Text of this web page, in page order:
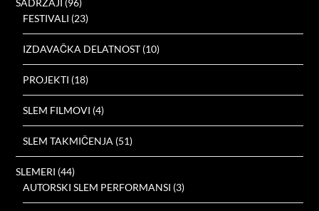
SADRŽAJI (96)
FESTIVALI (23)
IZDAVAČKA DELATNOST (10)
PROJEKTI (18)
SLEM FILMOVI (4)
SLEM TAKMIČENJA (51)
SLEMERI (44)
AUTORSKI SLEM PERFORMANSI (3)